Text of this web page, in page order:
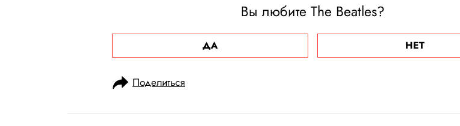
Вы любите The Beatles?
ДА НЕТ
Поделиться